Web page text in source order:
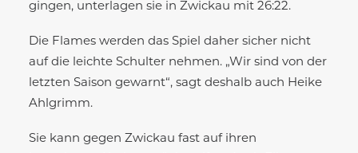
gingen, unterlagen sie in Zwickau mit 26:22.
Die Flames werden das Spiel daher sicher nicht
auf die leichte Schulter nehmen. „Wir sind von der
letzten Saison gewarnt“, sagt deshalb auch Heike
Ahlgrimm.
Sie kann gegen Zwickau fast auf ihren